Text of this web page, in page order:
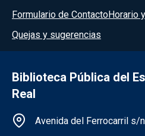
Menú del pie
Formulario de ContactoHorario
Quejas y sugerencias
Biblioteca Pública del
Real
Información de la
Avenida del Ferrocarril s/